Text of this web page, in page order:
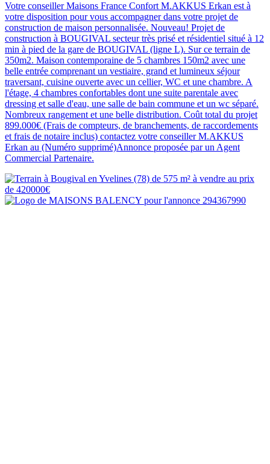
Votre conseiller Maisons France Confort M.AKKUS Erkan est à
votre disposition pour vous accompagner dans votre projet de
construction de maison personnalisée. Nouveau! Projet de
construction à BOUGIVAL secteur très prisé et résidentiel situé à 12
min à pied de la gare de BOUGIVAL (ligne L). Sur ce terrain de
350m2. Maison contemporaine de 5 chambres 150m2 avec une
belle entrée comprenant un vestiaire, grand et lumineux séjour
traversant, cuisine ouverte avec un cellier, WC et une chambre. A
l'étage, 4 chambres confortables dont une suite parentale avec
dressing et salle d'eau, une salle de bain commune et un wc séparé.
Nombreux rangement et une belle distribution. Coût total du projet
899.000€ (Frais de compteurs, de branchements, de raccordements
et frais de notaire inclus) contactez votre conseiller M.AKKUS
Erkan au (Numéro supprimé)Annonce proposée par un Agent
Commercial Partenaire.